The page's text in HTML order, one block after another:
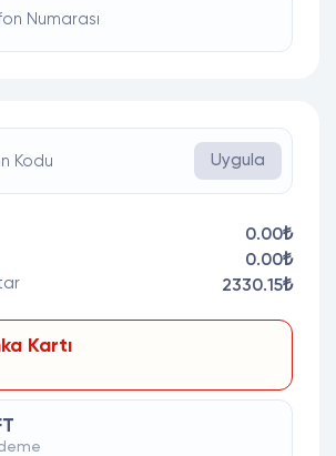
Numarası
Kodu Uygula
0.00₺
0.00₺
2330.15₺
Kartı